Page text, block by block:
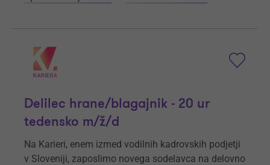
Delilec hrane/blagajnik - 20 ur
tedensko m/ž/d
Na Karieri, enem izmed vodilnih kadrovskih podjetji
v Sloveniji, zaposlimo novega sodelavca na delovno